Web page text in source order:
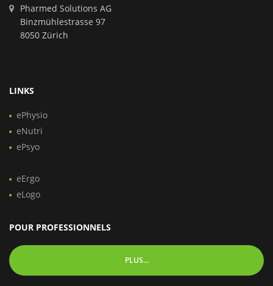
Pharmed Solutions AG
Binzmühlestrasse 97
8050 Zürich
LINKS
ePhysio
eNutri
ePsyo
eErgo
eLogo
POUR PROFESSIONNELS
PLUS...